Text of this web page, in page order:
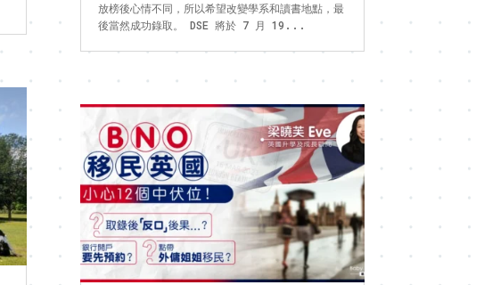
放榜後心情不同，所以希望改變學系和讀書地點，最
後當然成功錄取。 DSE 將於 7 月 19...